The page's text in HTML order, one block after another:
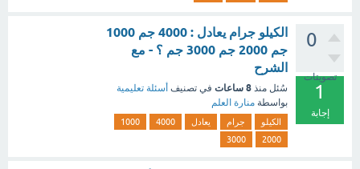
0
تصويتات
1
إجابة
الكيلو جرام يعادل : 4000 جم 1000
جم 2000 جم 3000 جم ؟ - مع
الشرح
سُئل منذ 8 ساعات في تصنيف أسئلة تعليمية
بواسطة منارة العلم
الكيلو جرام يعادل 4000
1000
2000
3000